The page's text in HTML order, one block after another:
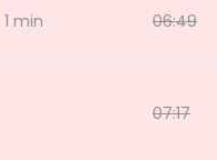
1 min 06:49
07:17